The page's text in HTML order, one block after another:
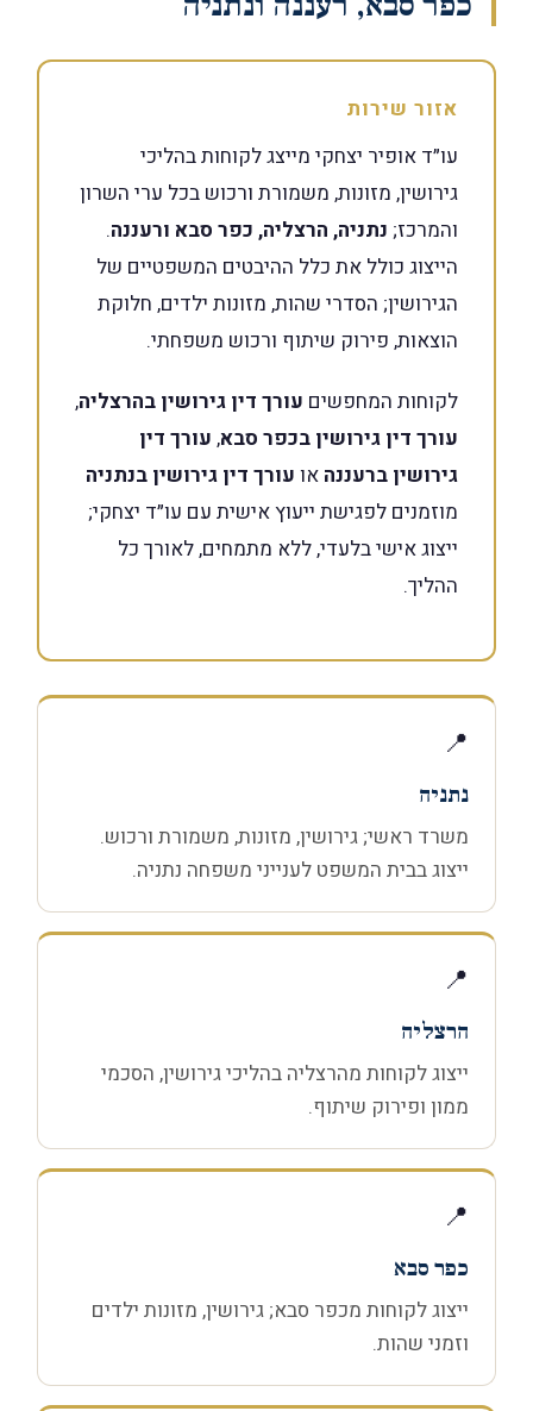
אזור שירות
עו״ד אופיר יצחקי מייצג לקוחות בהליכי
גירושין, מזונות, משמורת ורכוש בכל ערי השרון
והמרכז; נתניה, הרצליה, כפר סבא ורעננה.
הייצוג כולל את כלל ההיבטים המשפטיים של
הגירושין; הסדרי שהות, מזונות ילדים, חלוקת
הוצאות, פירוק שיתוף ורכוש משפחתי.
לקוחות המחפשים עורך דין גירושין בהרצליה,
עורך דין גירושין בכפר סבא, עורך דין
גירושין ברעננה או עורך דין גירושין בנתניה
מוזמנים לפגישת ייעוץ אישית עם עו״ד יצחקי;
ייצוג אישי בלעדי, ללא מתמחים, לאורך כל
ההליך.
📍
נתניה
משרד ראשי; גירושין, מזונות, משמורת ורכוש.
ייצוג בבית המשפט לענייני משפחה נתניה.
📍
הרצליה
ייצוג לקוחות מהרצליה בהליכי גירושין, הסכמי
ממון ופירוק שיתוף.
📍
כפר סבא
ייצוג לקוחות מכפר סבא; גירושין, מזונות ילדים
וזמני שהות.